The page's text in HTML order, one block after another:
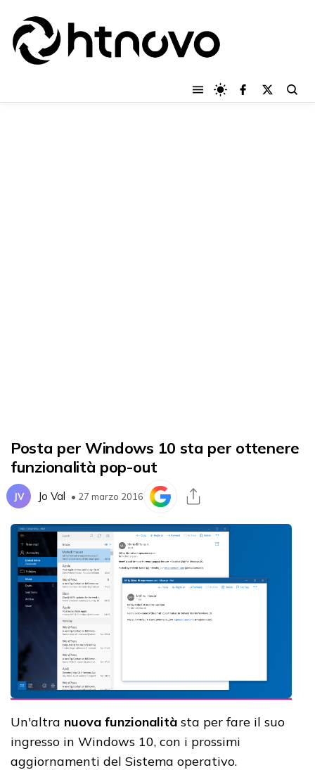
Posta per Windows 10 sta per ottenere
funzionalità pop-out
JV Jo Val • 27 marzo 2016
Un'altra nuova funzionalità sta per fare il suo
ingresso in Windows 10, con i prossimi
aggiornamenti del Sistema operativo.